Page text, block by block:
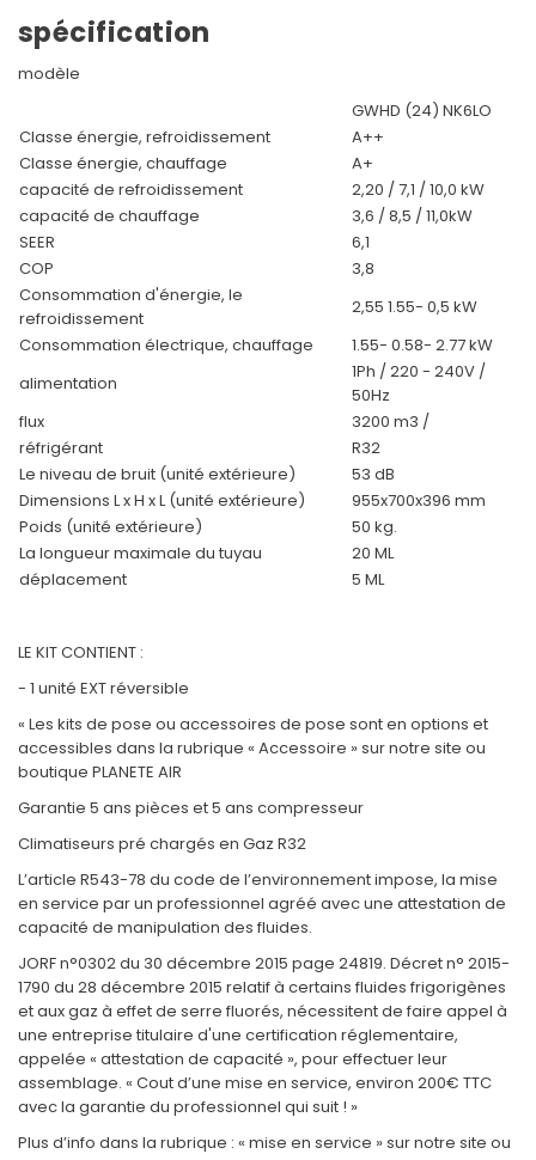
spécification
modèle
GWHD (24) NK6LO
Classe énergie, refroidissement
A++
Classe énergie, chauffage
A+
capacité de refroidissement
2,20 / 7,1 / 10,0 kW
capacité de chauffage
3,6 / 8,5 / 11,0kW
SEER
6,1
COP
3,8
Consommation d'énergie, le
refroidissement
2,55 1.55- 0,5 kW
Consommation électrique, chauffage
1.55- 0.58- 2.77 kW
alimentation
1Ph / 220 - 240V /
50Hz
flux
3200 m3 /
réfrigérant
R32
Le niveau de bruit (unité extérieure)
53 dB
Dimensions L x H x L (unité extérieure)
955x700x396 mm
Poids (unité extérieure)
50 kg.
La longueur maximale du tuyau
20 ML
déplacement
5 ML
LE KIT CONTIENT :
- 1 unité EXT réversible
« Les kits de pose ou accessoires de pose sont en options et
accessibles dans la rubrique « Accessoire » sur notre site ou
boutique PLANETE AIR
Garantie 5 ans pièces et 5 ans compresseur
Climatiseurs pré chargés en Gaz R32
L’article R543-78 du code de l’environnement impose, la mise
en service par un professionnel agréé avec une attestation de
capacité de manipulation des fluides.
JORF n°0302 du 30 décembre 2015 page 24819. Décret n° 2015-
1790 du 28 décembre 2015 relatif à certains fluides frigorigènes
et aux gaz à effet de serre fluorés, nécessitent de faire appel à
une entreprise titulaire d'une certification réglementaire,
appelée « attestation de capacité », pour effectuer leur
assemblage. « Cout d’une mise en service, environ 200€ TTC
avec la garantie du professionnel qui suit ! »
Plus d’info dans la rubrique : « mise en service » sur notre site ou